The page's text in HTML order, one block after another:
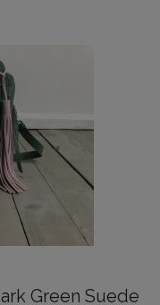
Green Suede